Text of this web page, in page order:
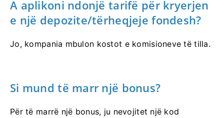
A aplikoni ndonjë tarifë për kryerjen
e një depozite/tërheqjeje fondesh?
Jo, kompania mbulon kostot e komisioneve të tilla.
Si mund të marr një bonus?
Për të marrë një bonus, ju nevojitet një kod